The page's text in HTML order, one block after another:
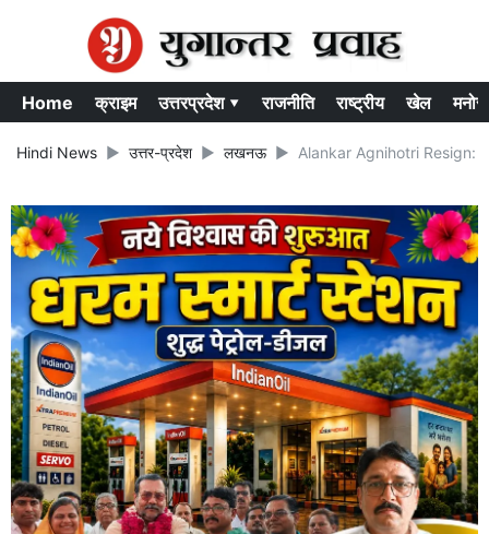
Home क्राइम उत्तरप्रदेश ▾ राजनीति राष्ट्रीय खेल
Hindi News उत्तर-प्रदेश लखनऊ Alankar Agnihotri Resign: